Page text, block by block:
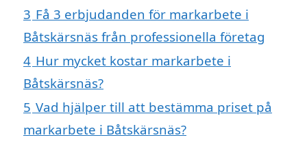
3 Få 3 erbjudanden för markarbete i
Båtskärsnäs från professionella företag
4 Hur mycket kostar markarbete i
Båtskärsnäs?
5 Vad hjälper till att bestämma priset på
markarbete i Båtskärsnäs?